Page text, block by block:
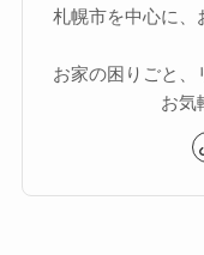
札幌市を中心に、
お家の困りごと、
お気